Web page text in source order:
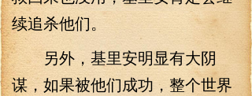
续追杀他们。
另外，基里安明显有大阴
谋，如果被他们成功，整个世界